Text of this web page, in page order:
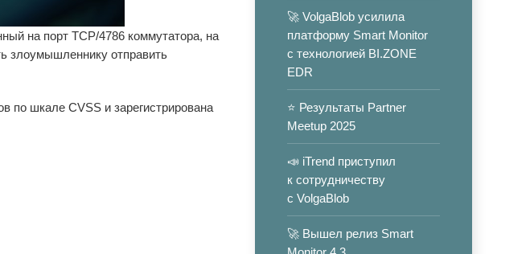
на порт TCP/4786 коммутатора, на
злоумышленнику отправить
по шкале CVSS и зарегистрирована
🚀 VolgaBlob усилила
платформу Smart Monitor
с технологией BI.ZONE
EDR
⭐️ Результаты Partner
Meetup 2025
📣 iTrend приступил
к сотрудничеству
с VolgaBlob
🚀 Вышел релиз Smart